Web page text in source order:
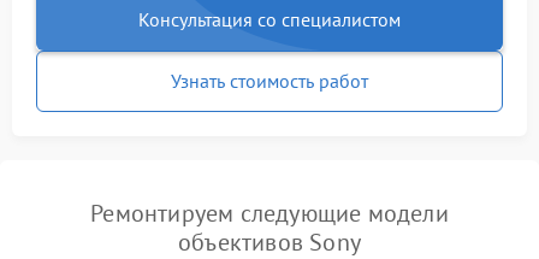
Консультация со специалистом
Узнать стоимость работ
Ремонтируем следующие модели
объективов Sony